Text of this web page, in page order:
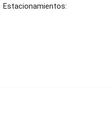
Estacionamientos: